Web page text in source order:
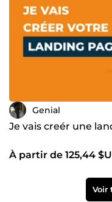
Genial
Je vais creér une
À partir de 125,44
Voir